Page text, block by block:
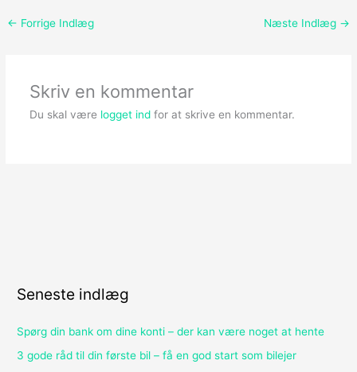
← Forrige Indlæg Næste Indlæg →
Skriv en kommentar
Du skal være logget indfor at skrive en kommentar.
Seneste indlæg
Spørg din bank om dine konti – der kan være noget at hente
3 gode råd til din første bil – få en god start som bilejer